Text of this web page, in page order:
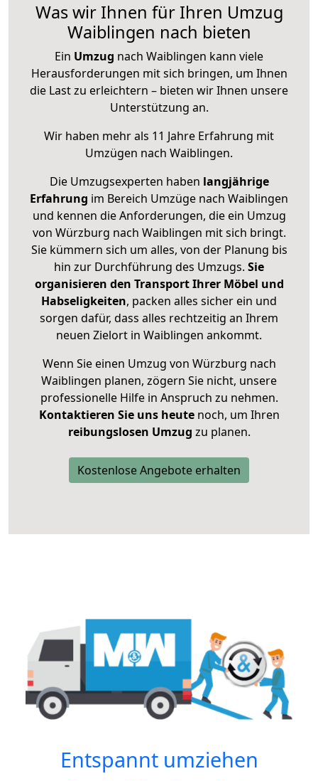
Was wir Ihnen für Ihren Umzug
Waiblingen nach bieten
Ein Umzug nach Waiblingen kann viele
Herausforderungen mit sich bringen, um Ihnen
die Last zu erleichtern – bieten wir Ihnen unsere
Unterstützung an.
Wir haben mehr als 11 Jahre Erfahrung mit
Umzügen nach Waiblingen.
Die Umzugsexperten haben langjährige
Erfahrung im Bereich Umzüge nach Waiblingen
und kennen die Anforderungen, die ein Umzug
von Würzburg nach Waiblingen mit sich bringt.
Sie kümmern sich um alles, von der Planung bis
hin zur Durchführung des Umzugs. Sie
organisieren den Transport Ihrer Möbel und
Habseligkeiten, packen alles sicher ein und
sorgen dafür, dass alles rechtzeitig an Ihrem
neuen Zielort in Waiblingen ankommt.
Wenn Sie einen Umzug von Würzburg nach
Waiblingen planen, zögern Sie nicht, unsere
professionelle Hilfe in Anspruch zu nehmen.
Kontaktieren Sie uns heutenoch, um Ihren
reibungslosen Umzug zu planen.
Kostenlose Angebote erhalten
Entspannt umziehen